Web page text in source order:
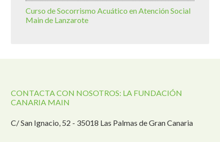
Curso de Socorrismo Acuático en Atención Social
Main de Lanzarote
CONTACTA CON NOSOTROS: LA FUNDACIÓN
CANARIA MAIN
C/ San Ignacio, 52 - 35018 Las Palmas de Gran Canaria